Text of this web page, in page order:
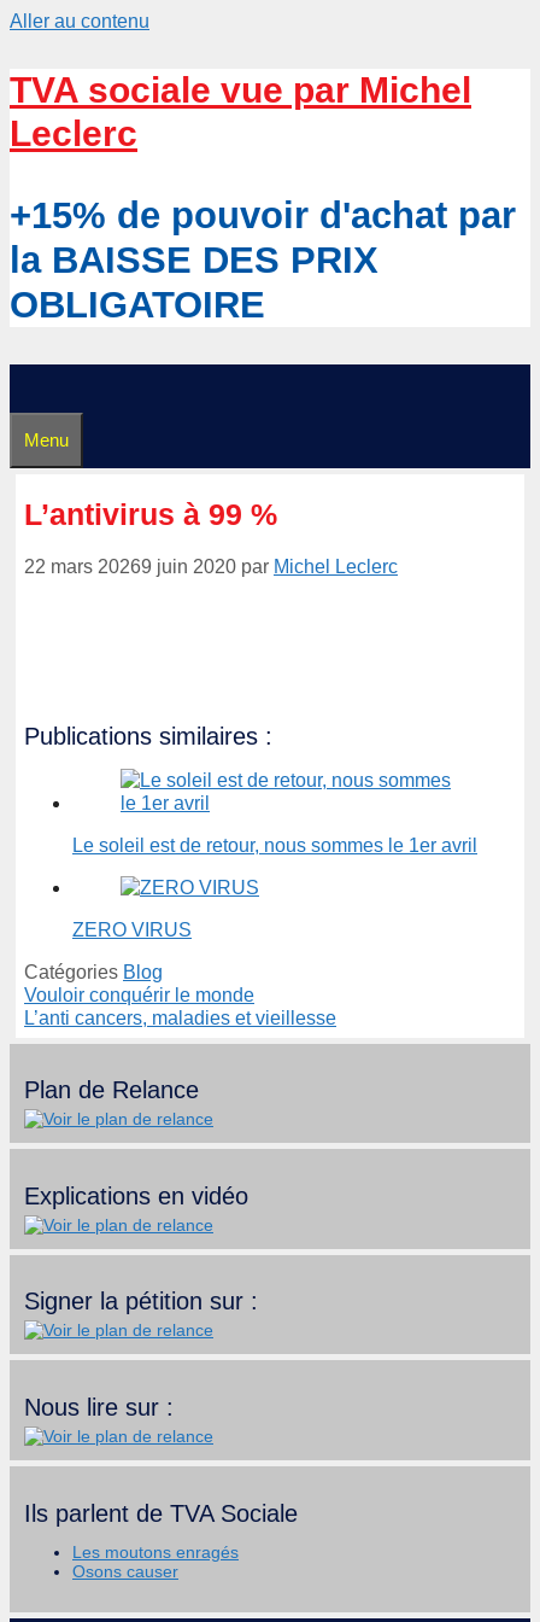
Aller au contenu
TVA sociale vue par Michel
Leclerc
+15% de pouvoir d'achat par
la BAISSE DES PRIX
OBLIGATOIRE
Menu
L’antivirus à 99 %
22 mars 20269 juin 2020 par Michel Leclerc
Publications similaires :
Le soleil est de retour, nous sommes le 1er avril
ZERO VIRUS
Catégories Blog
Vouloir conquérir le monde
L’anti cancers, maladies et vieillesse
Plan de Relance
Explications en vidéo
Signer la pétition sur :
Nous lire sur :
Ils parlent de TVA Sociale
Les moutons enragés
Osons causer